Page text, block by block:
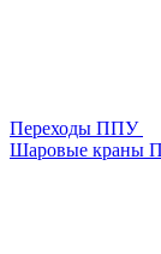
Переходы ППУ
Шаровые краны